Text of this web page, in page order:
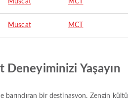
Muscat MCT
Muscat MCT
Deneyiminizi Yaşayın
bir destinasyon. Zengin